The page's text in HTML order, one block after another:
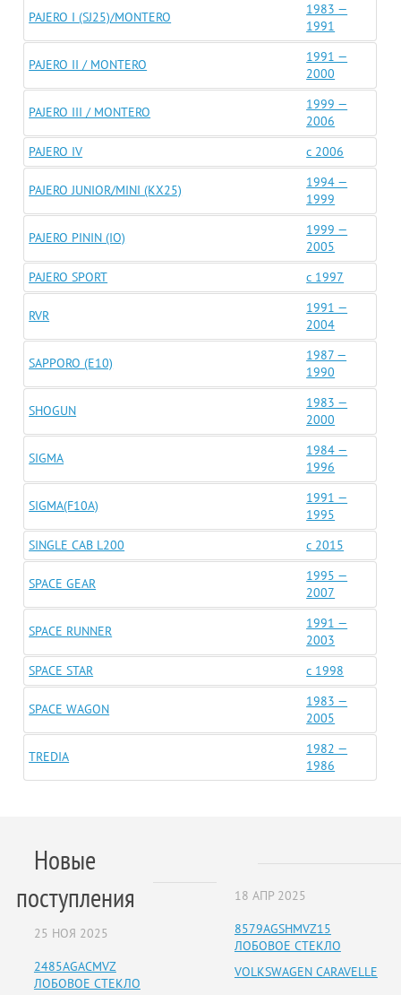
PAJERO I (SJ25)/MONTERO
1983 —
1991
PAJERO II / MONTERO
1991 —
2000
PAJERO III / MONTERO
1999 —
2006
PAJERO IV
c 2006
PAJERO JUNIOR/MINI (KX25)
1994 —
1999
PAJERO PININ (IO)
1999 —
2005
PAJERO SPORT
c 1997
RVR
1991 —
2004
SAPPORO (E10)
1987 —
1990
SHOGUN
1983 —
2000
SIGMA
1984 —
1996
SIGMA(F10A)
1991 —
1995
SINGLE CAB L200
c 2015
SPACE GEAR
1995 —
2007
SPACE RUNNER
1991 —
2003
SPACE STAR
c 1998
SPACE WAGON
1983 —
2005
TREDIA
1982 —
1986
Новые
поступления
25 НОЯ 2025
2485AGACMVZ
ЛОБОВОЕ СТЕКЛО
18 АПР 2025
8579AGSHMVZ15
ЛОБОВОЕ СТЕКЛО
VOLKSWAGEN CARAVELLE